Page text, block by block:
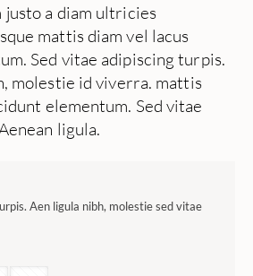
justo a diam ultricies
mattis diam vel lacus
Sed vitae adipiscing turpis.
molestie id viverra. mattis
elementum. Sed vitae
ligula.
Aen ligula nibh, molestie sed vitae